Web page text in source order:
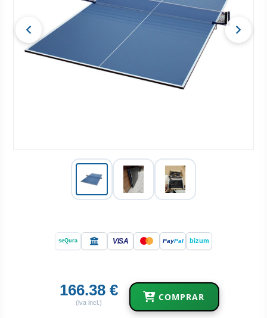
seQura VISA PayPal bizum
166.38 €
(iva incl.) COMPRAR